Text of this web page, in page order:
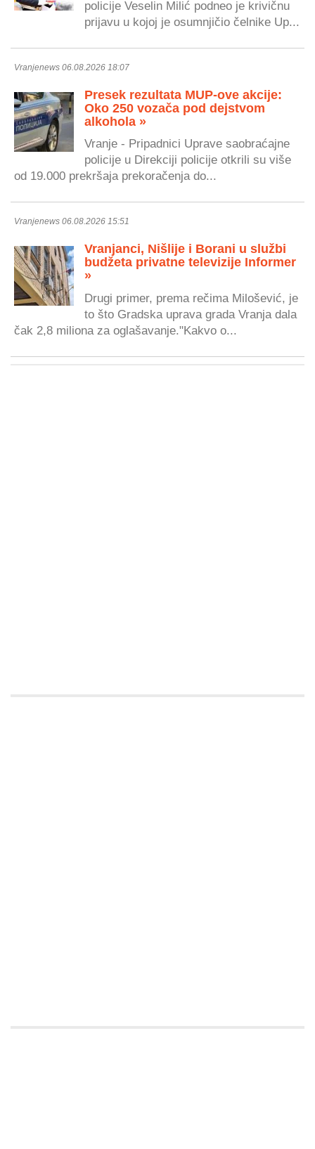
policije Veselin Milić podneo je krivičnu
prijavu u kojoj je osumnjičio čelnike Up...
Vranjenews 06.08.2026 18:07
Presek rezultata MUP-ove akcije:
Oko 250 vozača pod dejstvom
alkohola »
Vranje - Pripadnici Uprave saobraćajne
policije u Direkciji policije otkrili su više
od 19.000 prekršaja prekoračenja do...
Vranjenews 06.08.2026 15:51
Vranjanci, Nišlije i Borani u službi
budžeta privatne televizije Informer
»
Drugi primer, prema rečima Milošević, je
to što Gradska uprava grada Vranja dala
čak 2,8 miliona za oglašavanje."Kakvo o...